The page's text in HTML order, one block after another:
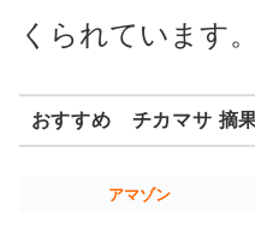
くられています。
おすすめ チカマサ 摘
アマゾン